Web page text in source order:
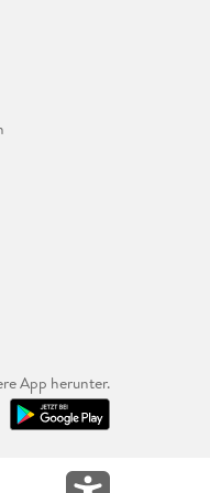
App herunter.